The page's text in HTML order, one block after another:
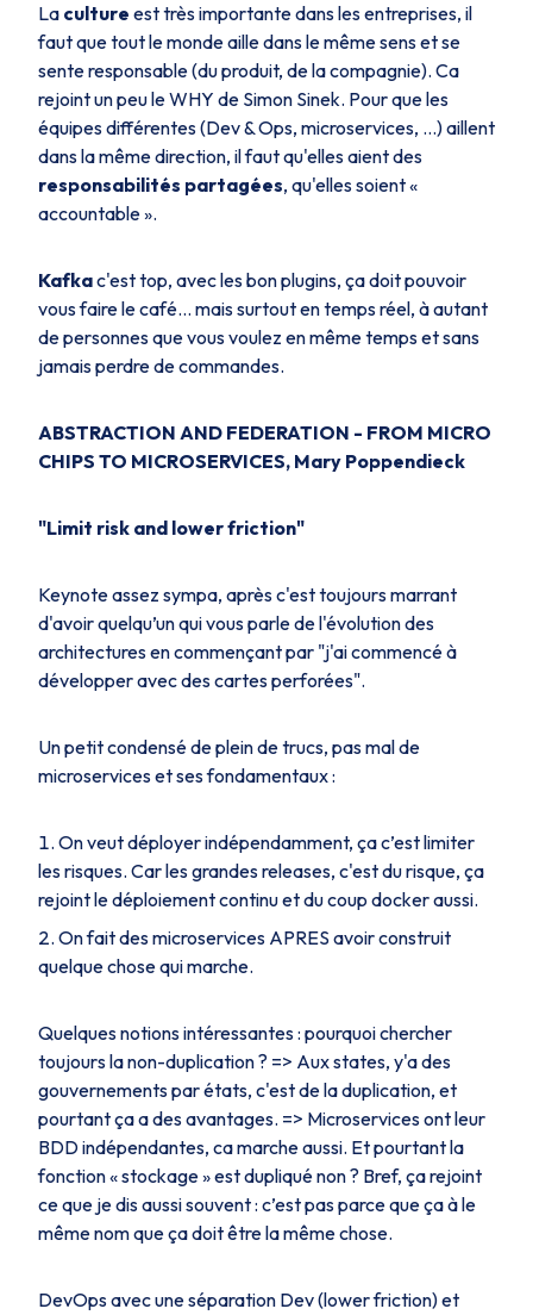
La culture est très importante dans les entreprises, il
faut que tout le monde aille dans le même sens et se
sente responsable (du produit, de la compagnie). Ca
rejoint un peu le WHY de Simon Sinek. Pour que les
équipes différentes (Dev & Ops, microservices, ...) aillent
dans la même direction, il faut qu'elles aient des
responsabilités partagées, qu'elles soient «
accountable ».
Kafkac'est top, avec les bon plugins, ça doit pouvoir
vous faire le café… mais surtout en temps réel, à autant
de personnes que vous voulez en même temps et sans
jamais perdre de commandes.
ABSTRACTION AND FEDERATION - FROM MICRO
CHIPS TO MICROSERVICES, Mary Poppendieck
"Limit risk and lower friction"
Keynote assez sympa, après c'est toujours marrant
d'avoir quelqu’un qui vous parle de l'évolution des
architectures en commençant par "j'ai commencé à
développer avec des cartes perforées".
Un petit condensé de plein de trucs, pas mal de
microservices et ses fondamentaux :
On veut déployer indépendamment, ça c’est limiter
les risques. Car les grandes releases, c'est du risque, ça
rejoint le déploiement continu et du coup docker aussi.
On fait des microservices APRES avoir construit
quelque chose qui marche.
Quelques notions intéressantes : pourquoi chercher
toujours la non-duplication ? => Aux states, y'a des
gouvernements par états, c'est de la duplication, et
pourtant ça a des avantages. => Microservices ont leur
BDD indépendantes, ca marche aussi. Et pourtant la
fonction « stockage » est dupliqué non ? Bref, ça rejoint
ce que je dis aussi souvent : c’est pas parce que ça à le
même nom que ça doit être la même chose.
DevOps avec une séparation Dev (lower friction) et